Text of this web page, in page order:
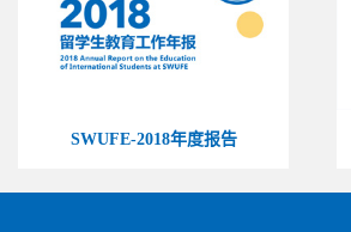
SWUFE-2018年度报告